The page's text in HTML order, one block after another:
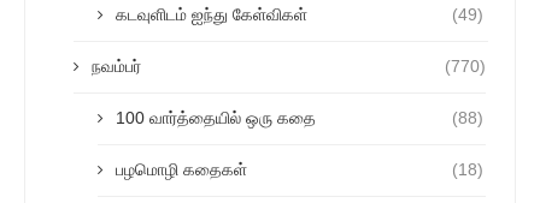
கடவுளிடம் ஐந்து கேள்விகள் (49)
நவம்பர் (770)
100 வார்த்தையில் ஒரு கதை (88)
பழமொழி கதைகள் (18)